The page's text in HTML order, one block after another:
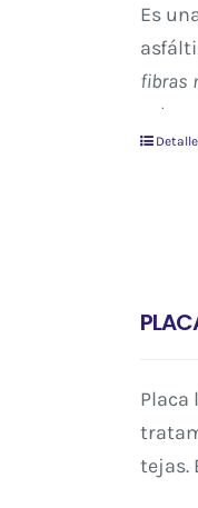
Es
fibras
que
y
Placa
tejas.